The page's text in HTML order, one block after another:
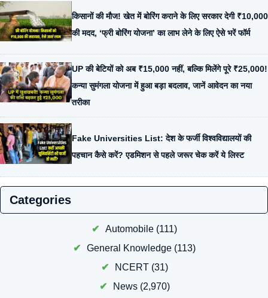
किसानों की मौज! खेत में बोरिंग कराने के लिए सरकार देगी ₹10,000
की मदद, ‘फ्री बोरिंग योजना’ का लाभ लेने के लिए ऐसे भरें फॉर्म
UP की बेटियों को अब ₹15,000 नहीं, बल्कि मिलेंगे पूरे ₹25,000!
कन्या सुमंगला योजना में हुआ बड़ा बदलाव, जानें आवेदन का नया
तरीका
Fake Universities List: देश के फर्जी विश्वविद्यालयों की
पहचान कैसे करें? एडमिशन से पहले जरूर चेक करें ये लिस्ट
Categories
Automobile (111)
General Knowledge (113)
NCERT(31)
News(2,970)